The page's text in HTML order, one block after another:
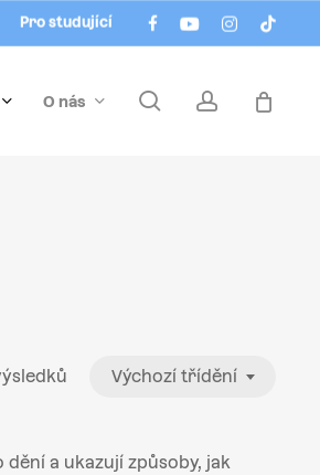
facebookyoutubeinstagram
tiktok
Pro studující
O nás searchaccount
Výchozí třídění
a ukazují způsoby, jak
Menu